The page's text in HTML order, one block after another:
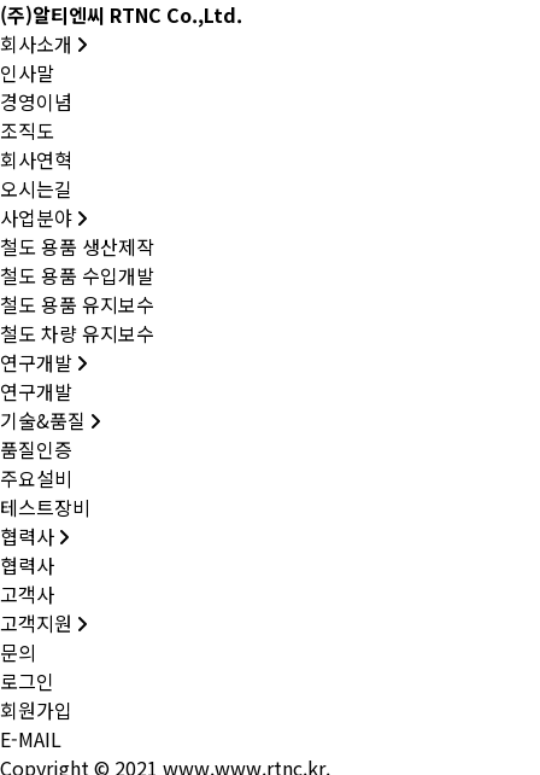
(주)알티엔씨 RTNC Co.,Ltd.
회사소개
인사말
경영이념
조직도
회사연혁
오시는길
사업분야
철도 용품 생산제작
철도 용품 수입개발
철도 용품 유지보수
철도 차량 유지보수
연구개발
연구개발
기술&품질
품질인증
주요설비
테스트장비
협력사
협력사
고객사
고객지원
문의
로그인
회원가입
E-MAIL
Copyright © 2021 www.www.rtnc.kr.